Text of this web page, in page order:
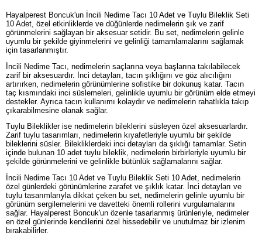
Hayalperest Boncuk'un İncili Nedime Tacı 10 Adet ve Tuylu Bileklik Seti
10 Adet, özel etkinliklerde ve düğünlerde nedimelerin şık ve zarif
görünmelerini sağlayan bir aksesuar setidir. Bu set, nedimelerin gelinle
uyumlu bir şekilde giyinmelerini ve gelinliği tamamlamalarını sağlamak
için tasarlanmıştır.
İncili Nedime Tacı, nedimelerin saçlarına veya başlarına takılabilecek
zarif bir aksesuardır. İnci detayları, tacın şıklığını ve göz alıcılığını
artırırken, nedimelerin görünümlerine sofistike bir dokunuş katar. Tacın
taç kısmındaki inci süslemeleri, gelinlikle uyumlu bir görünüm elde etmeyi
destekler. Ayrıca tacın kullanımı kolaydır ve nedimelerin rahatlıkla takıp
çıkarabilmesine olanak sağlar.
Tuylu Bileklikler ise nedimelerin bileklerini süsleyen özel aksesuarlardır.
Zarif tuylu tasarımları, nedimelerin kıyafetleriyle uyumlu bir şekilde
bileklerini süsler. Bilekliklerdeki inci detayları da şıklığı tamamlar. Setin
içinde bulunan 10 adet tuylu bileklik, nedimelerin birbirleriyle uyumlu bir
şekilde görünmelerini ve gelinlikle bütünlük sağlamalarını sağlar.
İncili Nedime Tacı 10 Adet ve Tuylu Bileklik Seti 10 Adet, nedimelerin
özel günlerdeki görünümlerine zarafet ve şıklık katar. İnci detayları ve
tuylu tasarımlarıyla dikkat çeken bu set, nedimelerin gelinle uyumlu bir
görünüm sergilemelerini ve davetteki önemli rollerini vurgulamalarını
sağlar. Hayalperest Boncuk'un özenle tasarlanmış ürünleriyle, nedimeler
en özel günlerinde kendilerini özel hissedebilir ve unutulmaz bir izlenim
bırakabilirler.